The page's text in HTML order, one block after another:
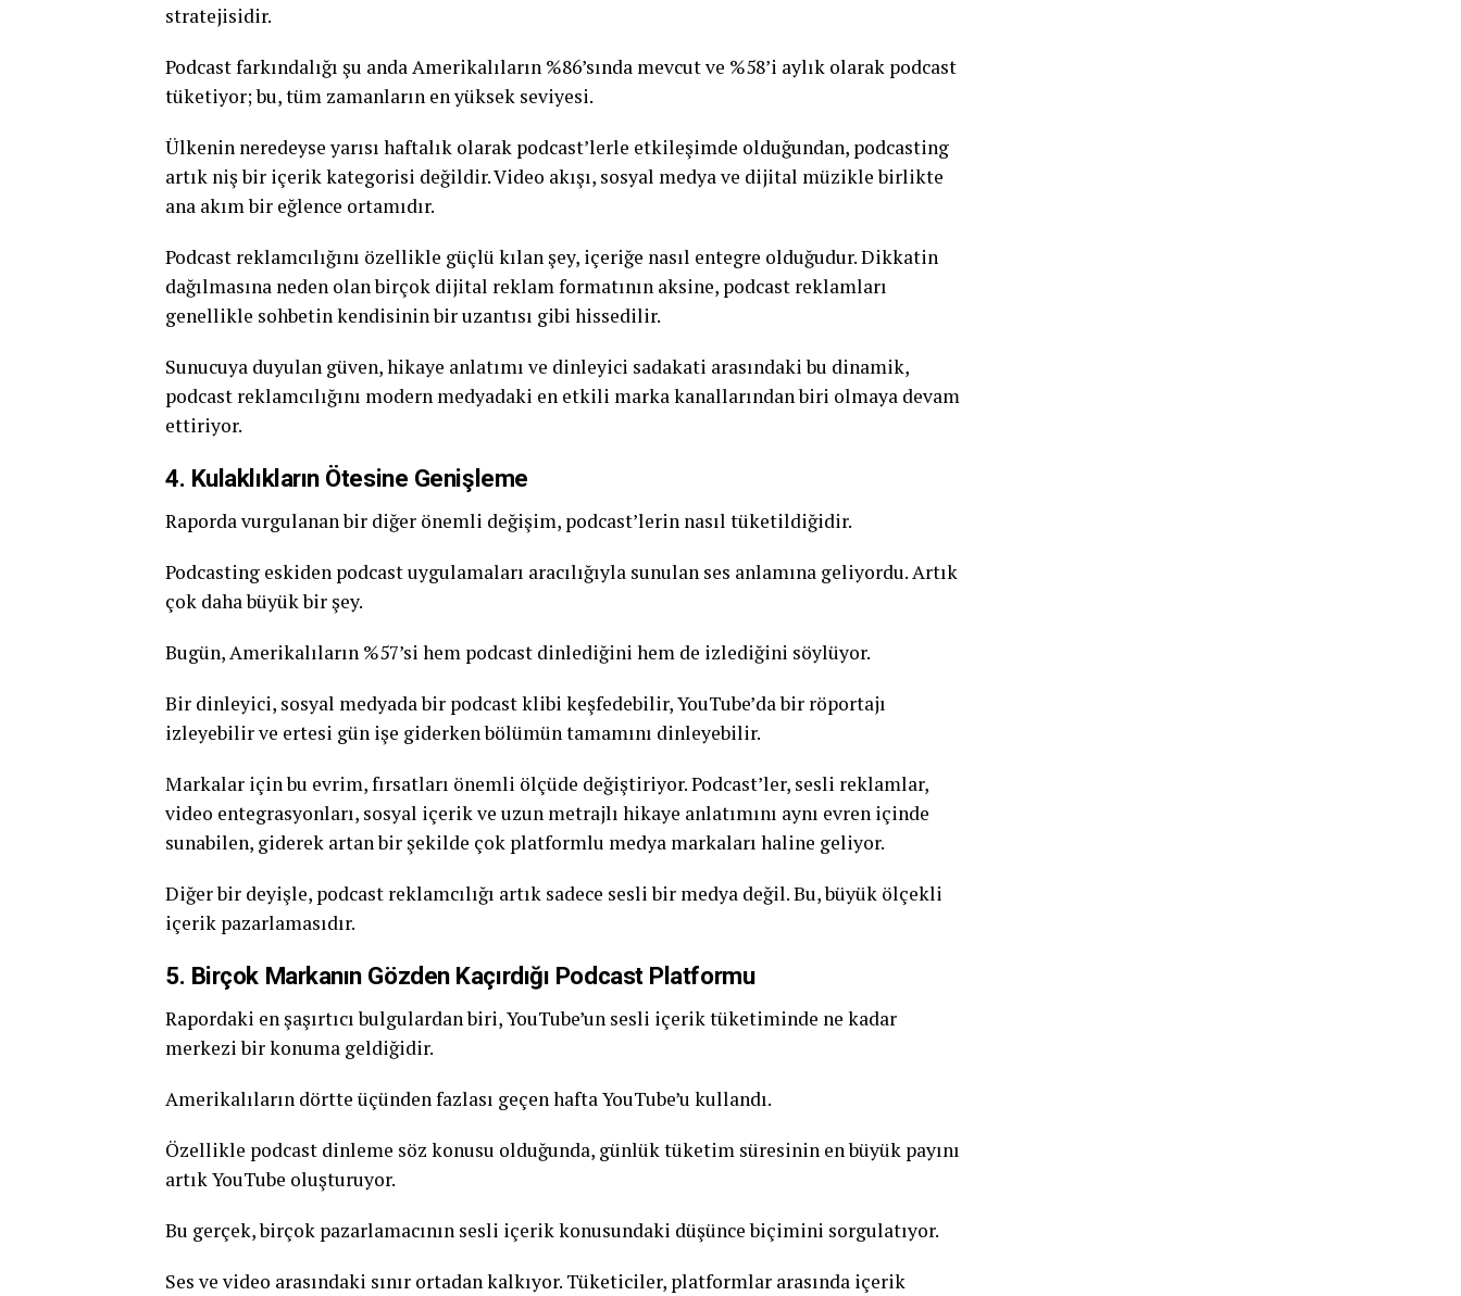
stratejisidir.
Podcast farkındalığı şu anda Amerikalıların %86’sında mevcut ve %58’i aylık olarak podcast
tüketiyor; bu, tüm zamanların en yüksek seviyesi.
Ülkenin neredeyse yarısı haftalık olarak podcast’lerle etkileşimde olduğundan, podcasting
artık niş bir içerik kategorisi değildir. Video akışı, sosyal medya ve dijital müzikle birlikte
ana akım bir eğlence ortamıdır.
Podcast reklamcılığını özellikle güçlü kılan şey, içeriğe nasıl entegre olduğudur. Dikkatin
dağılmasına neden olan birçok dijital reklam formatının aksine, podcast reklamları
genellikle sohbetin kendisinin bir uzantısı gibi hissedilir.
Sunucuya duyulan güven, hikaye anlatımı ve dinleyici sadakati arasındaki bu dinamik,
podcast reklamcılığını modern medyadaki en etkili marka kanallarından biri olmaya devam
ettiriyor.
4. Kulaklıkların Ötesine Genişleme
Raporda vurgulanan bir diğer önemli değişim, podcast’lerin nasıl tüketildiğidir.
Podcasting eskiden podcast uygulamaları aracılığıyla sunulan ses anlamına geliyordu. Artık
çok daha büyük bir şey.
Bugün, Amerikalıların %57’si hem podcast dinlediğini hem de izlediğini söylüyor.
Bir dinleyici, sosyal medyada bir podcast klibi keşfedebilir, YouTube’da bir röportajı
izleyebilir ve ertesi gün işe giderken bölümün tamamını dinleyebilir.
Markalar için bu evrim, fırsatları önemli ölçüde değiştiriyor. Podcast’ler, sesli reklamlar,
video entegrasyonları, sosyal içerik ve uzun metrajlı hikaye anlatımını aynı evren içinde
sunabilen, giderek artan bir şekilde çok platformlu medya markaları haline geliyor.
Diğer bir deyişle, podcast reklamcılığı artık sadece sesli bir medya değil. Bu, büyük ölçekli
içerik pazarlamasıdır.
5. Birçok Markanın Gözden Kaçırdığı Podcast Platformu
Rapordaki en şaşırtıcı bulgulardan biri, YouTube’un sesli içerik tüketiminde ne kadar
merkezi bir konuma geldiğidir.
Amerikalıların dörtte üçünden fazlası geçen hafta YouTube’u kullandı.
Özellikle podcast dinleme söz konusu olduğunda, günlük tüketim süresinin en büyük payını
artık YouTube oluşturuyor.
Bu gerçek, birçok pazarlamacının sesli içerik konusundaki düşünce biçimini sorgulatıyor.
Ses ve video arasındaki sınır ortadan kalkıyor. Tüketiciler, platformlar arasında içerik